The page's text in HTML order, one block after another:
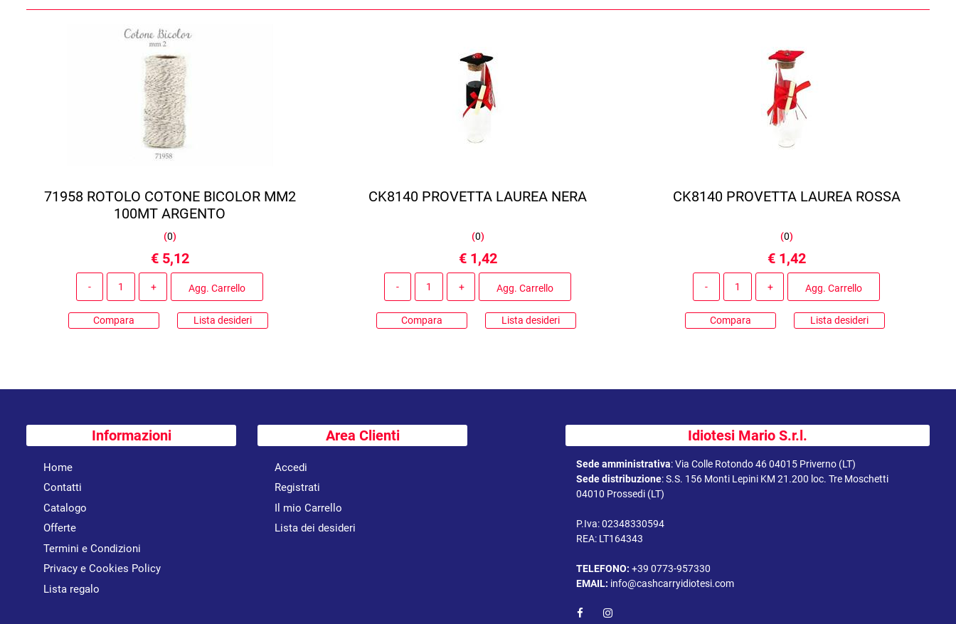
71958 ROTOLO COTONE BICOLOR MM2
100MT ARGENTO
(0)
€ 5,12
Agg. Carrello
Compara Lista desideri
CK8140 PROVETTA LAUREA NERA
(0)
€ 1,42
Agg. Carrello
Compara Lista desideri
CK8140 PROVETTA LAUREA ROSSA
(0)
€ 1,42
Agg. Carrello
Compara Lista desideri
Informazioni
Home
Contatti
Catalogo
Offerte
Termini e Condizioni
Privacy e Cookies Policy
Lista regalo
Area Clienti
Accedi
Registrati
Il mio Carrello
Lista dei desideri
Idiotesi Mario S.r.l.
Sede amministrativa:Via Colle Rotondo 46 04015 Priverno (LT)
Sede distribuzione:S.S. 156 Monti Lepini KM 21.200 loc. Tre Moschetti
04010 Prossedi (LT)
P.Iva: 02348330594
REA: LT164343
TELEFONO:+39 0773-957330
EMAIL: info@cashcarryidiotesi.com